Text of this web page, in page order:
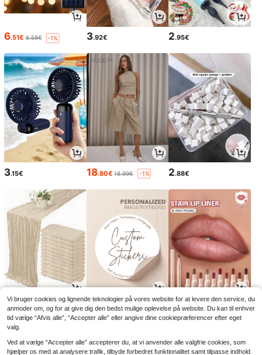
6.51€ 6.58€ -1% 3.92€ 2.95€
3.15€ 18.80€ 18.99€ -1% 2.88€
3.28€ 2.88€ 5.48€
Vi bruger cookies og lignende teknologier på vores website for at levere den service, du
anmoder om, og for at give dig den bedst mulige oplevelse på website. Du kan til enhver
tid vælge “Afvis alle”, “Accepter alle” eller angive dine cookiepræferencer efter eget
valg.
Ved at vælge “Accepter alle” accepterer du, at vi anvender alle valgfrie cookies, som
hjælper os med at analysere trafik, tilbyde forbedret funktionalitet samt tilpasse indhold